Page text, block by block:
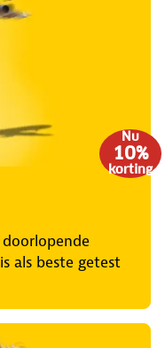
Nu
10%
korting
doorlopende
als beste getest